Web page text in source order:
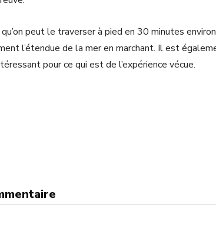
peut le traverser à pied en 30 minutes
l’étendue de la mer en marchant. Il est
pour ce qui est de l’expérience vécue.